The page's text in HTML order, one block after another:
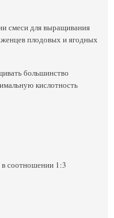
смеси для выращивания
плодовых и ягодных
большинство
кислотность
соотношении 1:3